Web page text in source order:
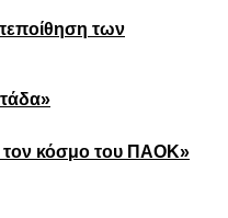
των
τον κόσμο του ΠΑΟΚ»